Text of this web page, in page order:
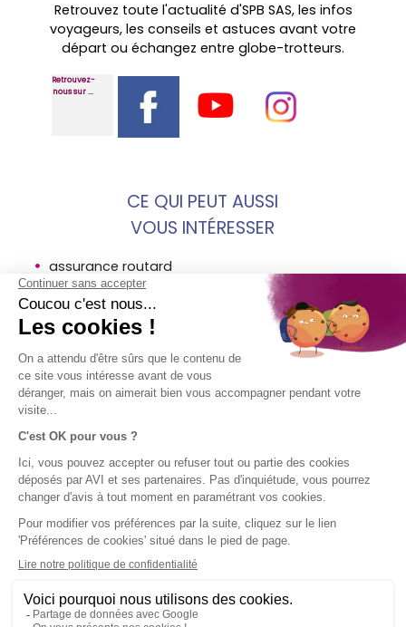
Retrouvez toute l'actualité d'SPB SAS, les infos
voyageurs, les conseils et astuces avant votre
départ ou échangez entre globe-trotteurs.
Retrouvez-
nous sur ...
CE QUI PEUT AUSSI
VOUS INTÉRESSER
assurance routard
assurance etudes etranger
assurance au pair etranger
MENTIONS
Mentions
légales AVI
Conditions
d'utilisation
Politique
d'utilisation
Plan du site
SOCIÉTÉ
AVI
voyage en
bref
Groupe SPB
ACCÈS
Contact
Aide
SUIVEZ-